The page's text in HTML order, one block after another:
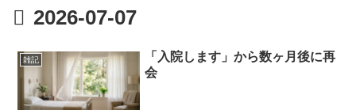
2026-07-07
雑記
「入院します」から数ヶ月後に再
会